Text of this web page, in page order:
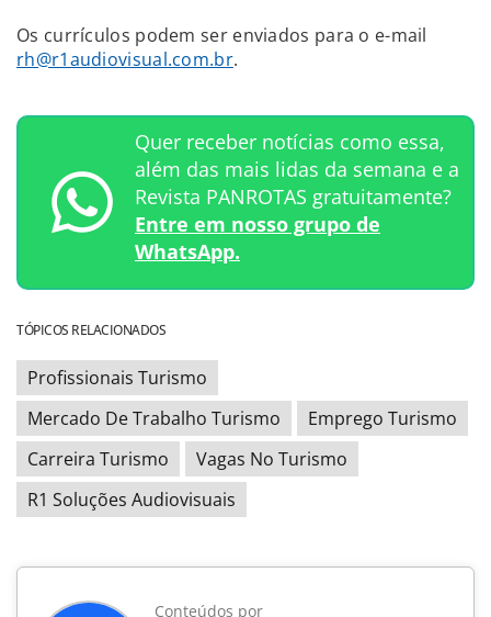
Os currículos podem ser enviados para o e-mail
rh@r1audiovisual.com.br.
Quer receber notícias como essa,
além das mais lidas da semana e a
Revista PANROTAS gratuitamente?
Entre em nosso grupo de
WhatsApp.
TÓPICOS RELACIONADOS
Profissionais Turismo
Mercado De Trabalho Turismo
Emprego Turismo
Carreira Turismo
Vagas No Turismo
R1 Soluções Audiovisuais
Conteúdos por